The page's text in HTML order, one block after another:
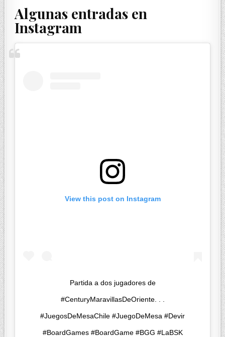
Algunas entradas en
Instagram
View this post on Instagram
Partida a dos jugadores de
#CenturyMaravillasDeOriente. . .
#JuegosDeMesaChile #JuegoDeMesa #Devir
#BoardGames #BoardGame #BGG #LaBSK